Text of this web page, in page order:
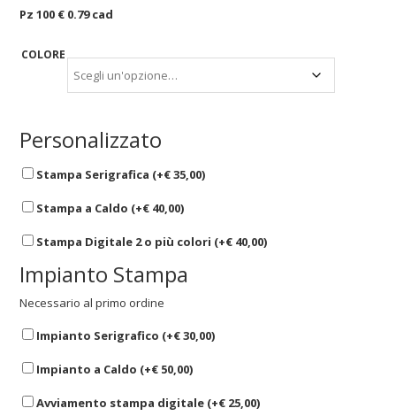
Pz 100 € 0.79 cad
COLORE
Personalizzato
Stampa Serigrafica (+€35,00)
Stampa a Caldo (+€ 40,00)
Stampa Digitale 2 o più colori (+€ 40,00)
Impianto Stampa
Necessario al primo ordine
Impianto Serigrafico (+€30,00)
Impianto a Caldo (+€ 50,00)
Avviamento stampa digitale (+€ 25,00)